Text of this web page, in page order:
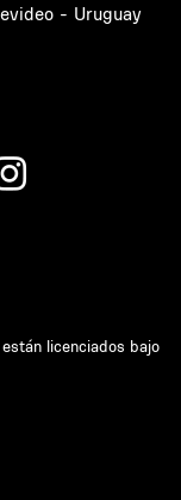
- Uruguay
licenciados bajo